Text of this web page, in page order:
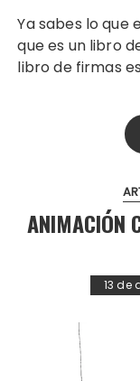
Ya sabes lo que es una acuarela, pero ¿sabes lo
que es un libro
libro de firmas
ANIMACIÓN
13 de